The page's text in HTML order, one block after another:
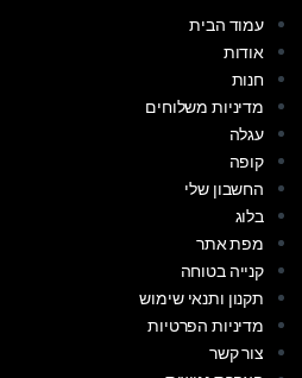
עמוד הבית
אודות
חנות
מדיניות משלוחים
עגלה
קופה
החשבון שלי
בלוג
מפת אתר
קנייה בטוחה
תקנון ותנאי שימוש
מדיניות הפרטיות
צור קשר